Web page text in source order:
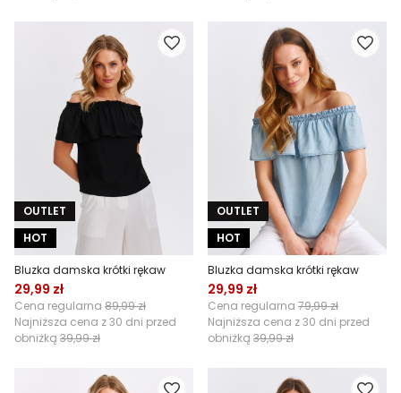
OUTLET
HOT
Bluzka damska krótki rękaw
29,99 zł
Cena regularna 89,99 zł
Najniższa cena z 30 dni przed
obniżką 39,99 zł
OUTLET
HOT
Bluzka damska krótki rękaw
29,99 zł
Cena regularna 79,99 zł
Najniższa cena z 30 dni przed
obniżką 39,99 zł